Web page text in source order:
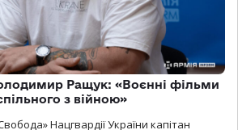
Ращук: «Воєнні фільми
з війною»
Нацгвардії України капітан